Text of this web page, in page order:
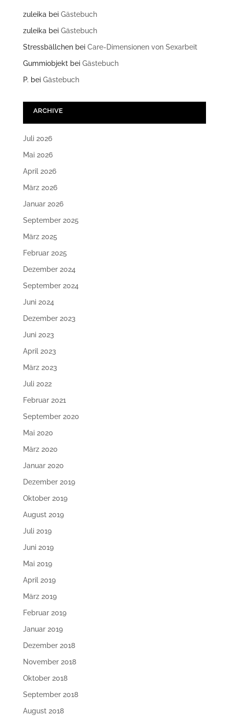
zuleikabei Gästebuch
zuleikabei Gästebuch
Stressbällchenbei Care-Dimensionen von Sexarbeit
Gummiobjektbei Gästebuch
P. bei Gästebuch
ARCHIVE
Juli 2026
Mai 2026
April 2026
März 2026
Januar 2026
September 2025
März 2025
Februar 2025
Dezember 2024
September 2024
Juni 2024
Dezember 2023
Juni 2023
April 2023
März 2023
Juli 2022
Februar 2021
September 2020
Mai 2020
März 2020
Januar 2020
Dezember 2019
Oktober 2019
August 2019
Juli 2019
Juni 2019
Mai 2019
April 2019
März 2019
Februar 2019
Januar 2019
Dezember 2018
November 2018
Oktober 2018
September 2018
August 2018